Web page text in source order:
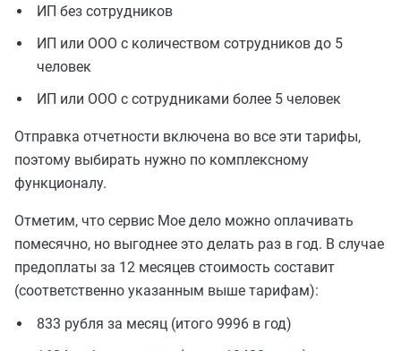
ИП без сотрудников
ИП или ООО с количеством сотрудников до 5
человек
ИП или ООО с сотрудниками более 5 человек
Отправка отчетности включена во все эти тарифы,
поэтому выбирать нужно по комплексному
функционалу.
Отметим, что сервис Мое дело можно оплачивать
помесячно, но выгоднее это делать раз в год. В случае
предоплаты за 12 месяцев стоимость составит
(соответственно указанным выше тарифам):
833 рубля за месяц (итого 9996 в год)